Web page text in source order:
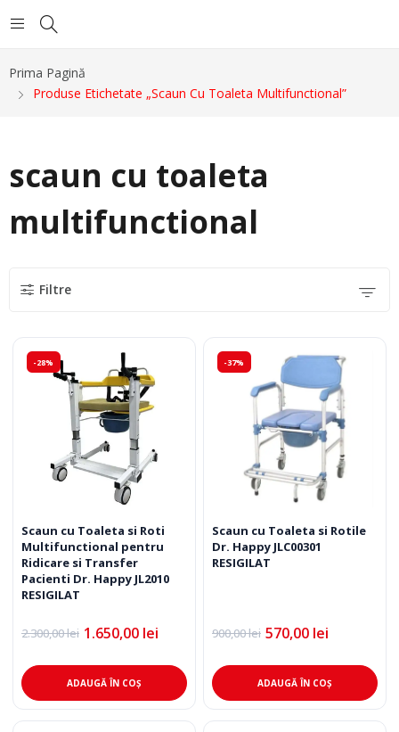
Prima Pagină
Produse Etichetate „scaun Cu Toaleta Multifunctional”
scaun cu toaleta
multifunctional
Filtre
-28%
Scaun cu Toaleta si Roti
Multifunctional pentru
Ridicare si Transfer
Pacienti Dr. Happy JL2010
RESIGILAT
2.300,00lei
Prețul
a
fost:
2.300,00 lei.
1.650,00 lei
Prețul
este:
1.650,00 lei.ADAUGĂ ÎN COȘ
-37%
Scaun cu Toaleta si Rotile
Dr. Happy JLC00301
RESIGILAT
900,00lei
Prețul
a
fost:
900,00 lei.
570,00 lei
Prețul
este:
570,00 lei.ADAUGĂ ÎN COȘ